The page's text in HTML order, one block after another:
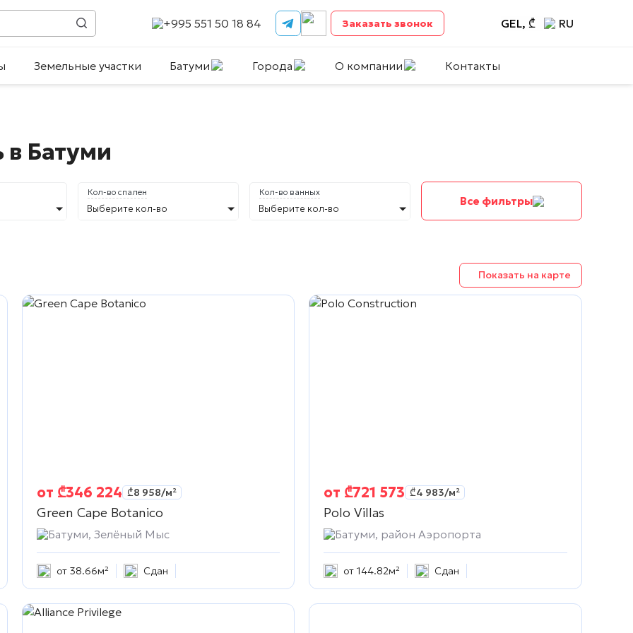
+995 551 50 18 84 Заказать звонок GEL, ₾ RU
Земельные участки Батуми Города О компании Контакты
в Батуми
Кол-во спален
Выберите кол-во
Кол-во ванных
Выберите кол-во
Все фильтры
Показать на карте
от ₾346 224 ₾8 958/м²
Green Cape Botanico
Батуми, Зелёный Мыс
от 38.66м² Сдан
от ₾721 573 ₾4 983/м²
Polo Villas
Батуми, район Аэропорта
от 144.82м² Сдан